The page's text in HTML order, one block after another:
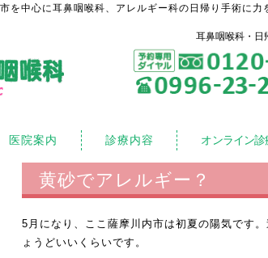
を中心に耳鼻咽喉科、アレルギー科の日帰り手術に
耳鼻咽喉科・日
医院案内 診療内容 オンライン診
黄砂でアレルギー？
5月になり、ここ薩摩川内市は初夏の陽気です
ょうどいいくらいです。